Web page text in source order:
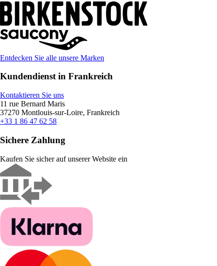
Entdecken Sie alle unsere Marken
Kundendienst in Frankreich
Kontaktieren Sie uns
11 rue Bernard Maris
37270 Montlouis-sur-Loire, Frankreich
+33 1 86 47 62 58
Sichere Zahlung
Kaufen Sie sicher auf unserer Website ein